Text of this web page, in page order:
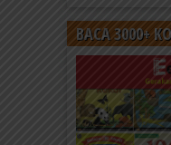
BACA 3000+